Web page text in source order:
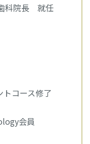
科院長 就任
コース修了
会員